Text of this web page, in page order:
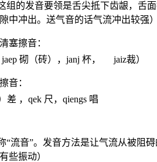
组的发音要领是舌尖抵下齿龈，舌
中冲出。送气音的话气流冲出较强
塞擦音：
砌（砖），janj 杯， jaiz裁）
音：
差 ，qek 尺，qiengs 唱
“流音”。发音方法是让气流从被阻
些振动）